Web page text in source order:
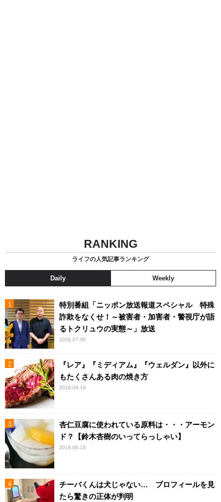
RANKING
ライフの人気記事ランキング
Daily Weekly
特別番組「ニッポン放送報道スペシャル 特殊
詐欺をなくせ！～被害者・加害者・警視庁が語
るトクリュウの実態～」放送
2026.07.30
『レア』『ミディアム』『ウェルダン』以外に
もたくさんある肉の焼き方
2018.09.19
杏仁豆腐に使われている原料は・・・アーモン
ド？【鈴木杏樹のいってらっしゃい】
2016.06.15
チーバくんは犬じゃない… プロフィールを見
たら驚きの正体が判明